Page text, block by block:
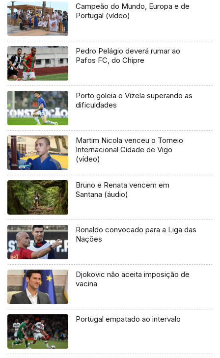
Campeão do Mundo, Europa e de
Portugal (vídeo)
Pedro Pelágio deverá rumar ao
Pafos FC, do Chipre
Porto goleia o Vizela superando as
dificuldades
Martim Nicola venceu o Torneio
Internacional Cidade de Vigo
(vídeo)
Bruno e Renata vencem em
Santana (áudio)
Ronaldo convocado para a Liga das
Nações
Djokovic não aceita imposição de
vacina
Portugal empatado ao intervalo